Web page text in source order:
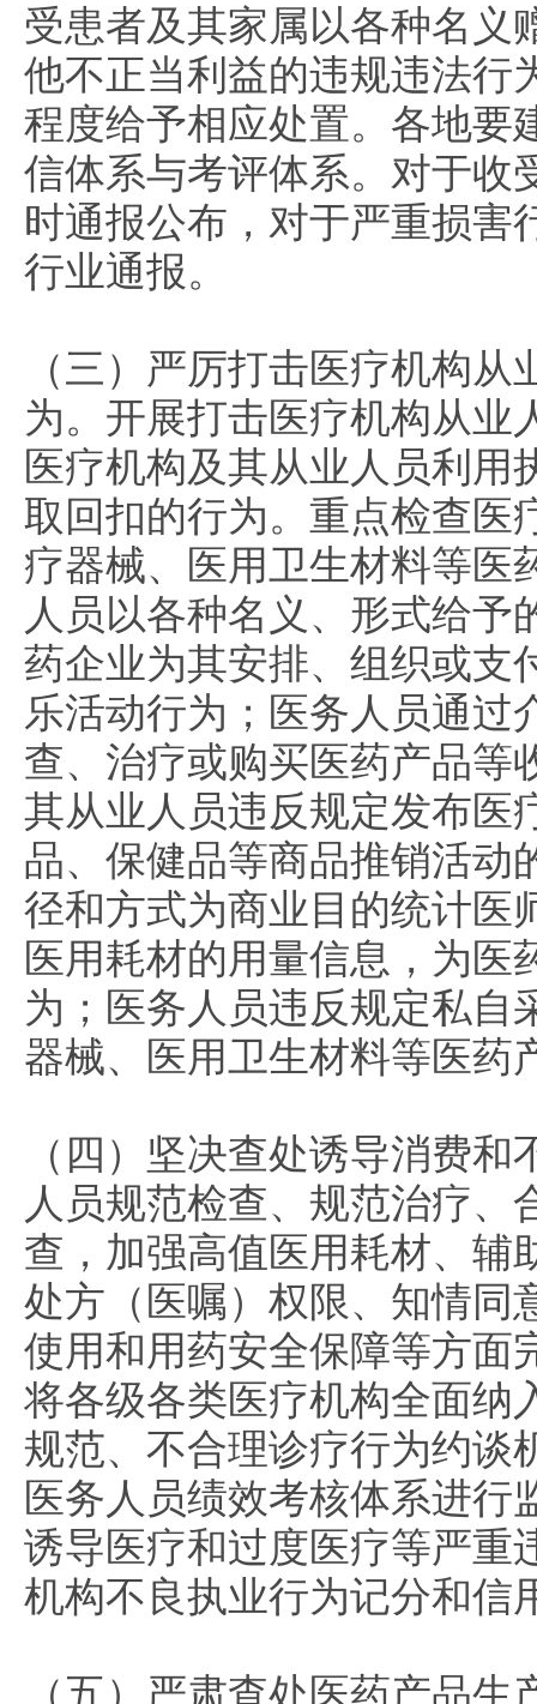
受患者及其家属以各种名义
他不正当利益的违规违法行
程度给予相应处置。各地要
信体系与考评体系。对于收
时通报公布，对于严重损害
行业通报。
（三）严厉打击医疗机构
为。 开展打击医疗机构从业
医疗机构及其从业人员利
取回扣的行为。重点检查医
疗器械、医用卫生材料等医
人员以各种名义、形式给予
药企业为其安排、组织或支
乐活动行为；医务人员通过
查、治疗或购买医药产品等
其从业人员违反规定发布医
品、保健品等商品推销活动
径和方式为商业目的统计医
医用耗材的用量信息，为
为；医务人员违反规定私自
器械、医用卫生材料等医药
（四）坚决查处诱导消费
人员规范检查、规范治疗、
查，加强高值医用耗材、辅
处方（医嘱）权限、知情同
使用和用药安全保障等方面
将各级各类医疗机构全面纳
规范、不合理诊疗行为约谈
医务人员绩效考核体系进
诱导医疗和过度医疗等严重
机构不良执业行为记分和信
（五）严肃查处医药产品